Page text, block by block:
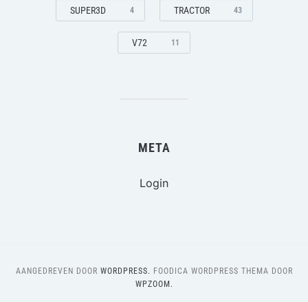
SUPER3D 4 TRACTOR 43
V72 11
META
Login
AANGEDREVEN DOOR WORDPRESS. FOODICA WORDPRESS THEMA DOOR
WPZOOM.